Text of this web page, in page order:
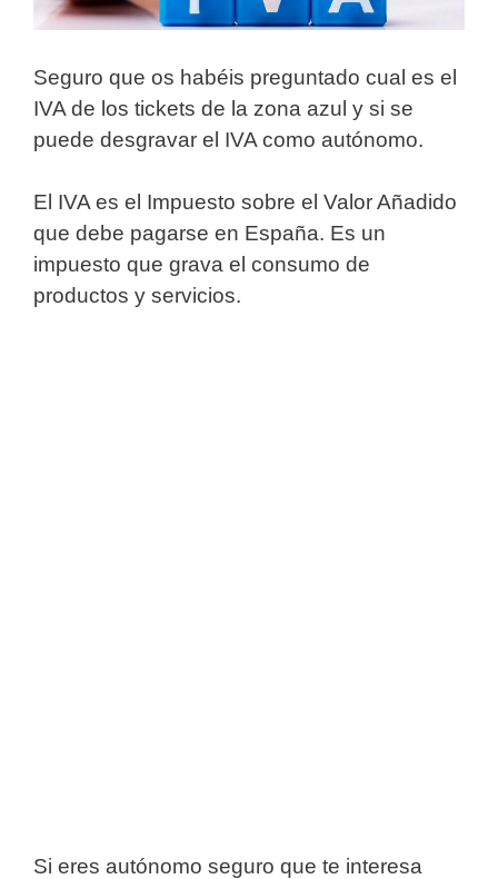
Seguro que os habéis preguntado cual es el
IVA de los tickets de la zona azul y si se
puede desgravar el IVA como autónomo.
El IVA es el Impuesto sobre el Valor Añadido
que debe pagarse en España. Es un
impuesto que grava el consumo de
productos y servicios.
Si eres autónomo seguro que te interesa